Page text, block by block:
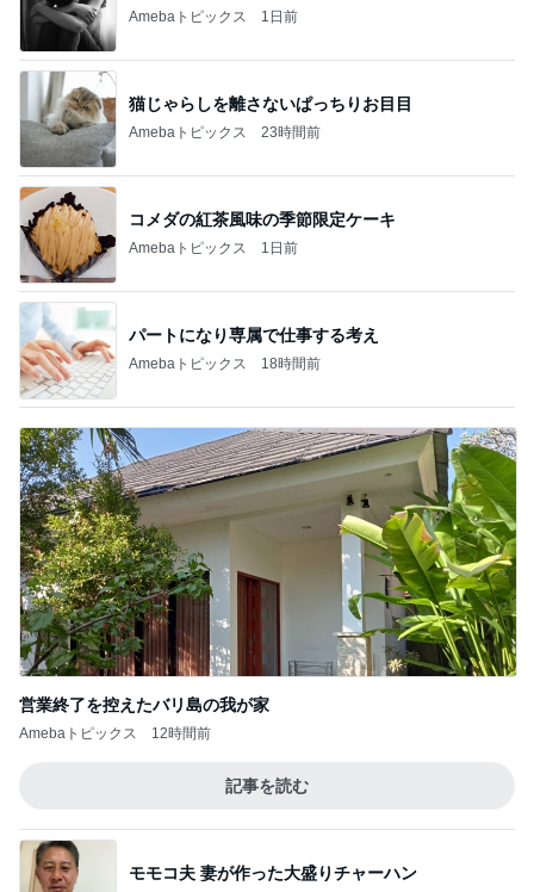
Amebaトピックス 1日前
猫じゃらしを離さないぱっちりお目目
Amebaトピックス 23時間前
コメダの紅茶風味の季節限定ケーキ
Amebaトピックス 1日前
パートになり専属で仕事する考え
Amebaトピックス 18時間前
営業終了を控えたバリ島の我が家
Amebaトピックス 12時間前
記事を読む
モモコ夫 妻が作った大盛りチャーハン